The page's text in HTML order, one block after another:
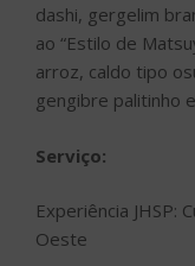
dashi, gergelim
ao “Estilo de
arroz, caldo tipo
gengibre palitinho
Serviço:
Experiência JHSP:
Oeste